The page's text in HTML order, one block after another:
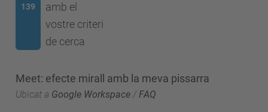
139
amb el
vostre criteri
de cerca
Meet: efecte mirall amb la meva pissarra
Ubicat a Google Workspace / FAQ